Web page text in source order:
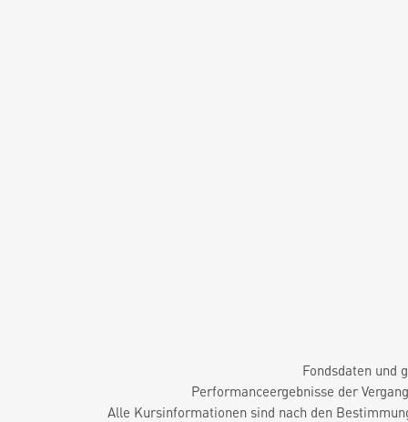
Fondsdaten und
Performanceergebnisse der
Alle Kursinformationen sind nach den